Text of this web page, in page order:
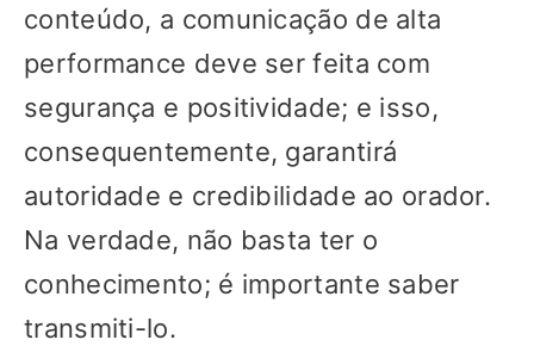
conteúdo, a comunicação de alta
performance deve ser feita com
segurança e positividade; e isso,
consequentemente, garantirá
autoridade e credibilidade ao orador.
Na verdade, não basta ter o
conhecimento; é importante saber
transmiti-lo.